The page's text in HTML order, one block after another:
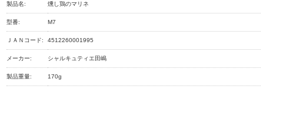
製品名: 燻し鶏のマリネ
型番: M7
ＪＡＮコード: 4512260001995
メーカー: シャルキュティエ田嶋
製品重量: 170g